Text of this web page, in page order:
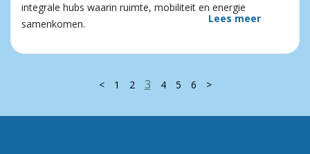
integrale hubs waarin ruimte, mobiliteit en energie
samenkomen.
Lees meer
< 1 2 3 4 5 6 >